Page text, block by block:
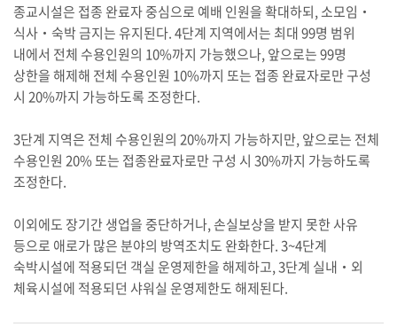
종교시설은 접종 완료자 중심으로 예배 인원을 확대하되, 소모임‧
식사‧숙박 금지는 유지된다. 4단계 지역에서는 최대 99명 범위
내에서 전체 수용인원의 10%까지 가능했으나, 앞으로는 99명
상한을 해제해 전체 수용인원 10%까지 또는 접종 완료자로만 구성
시 20%까지 가능하도록 조정한다.
3단계 지역은 전체 수용인원의 20%까지 가능하지만, 앞으로는 전체
수용인원 20% 또는 접종완료자로만 구성 시 30%까지 가능하도록
조정한다.
이외에도 장기간 생업을 중단하거나, 손실보상을 받지 못한 사유
등으로 애로가 많은 분야의 방역조치도 완화한다. 3~4단계
숙박시설에 적용되던 객실 운영제한을 해제하고, 3단계 실내‧외
체육시설에 적용되던 샤워실 운영제한도 해제된다.